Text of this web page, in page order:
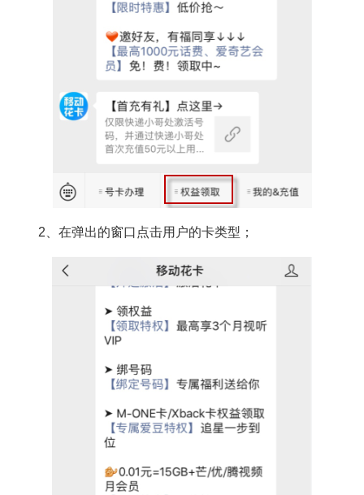
2、在弹出的窗口点击用户的卡类型；